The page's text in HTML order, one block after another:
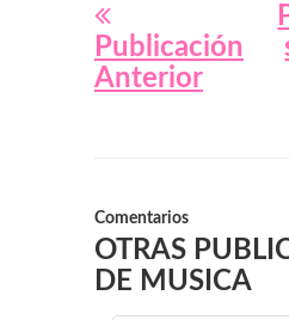
Publicación
Anterior
Comentarios
OTRAS
DE MUSICA